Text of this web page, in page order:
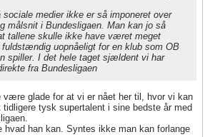
sociale medier ikke er så imponeret over
målsnit i Bundesligaen. Man kan jo så
tallene skulle ikke have været meget
uopnåeligt for en klub som OB
spiller. I det hele taget sjældent vi har
fra Bundesligaen
være glade for at vi er nået her til, hvor vi kan
tysk supertalent i sine bedste år med
han kan. Syntes ikke man kan forlange